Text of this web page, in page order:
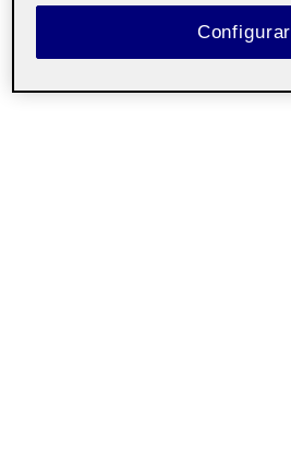
Configurar